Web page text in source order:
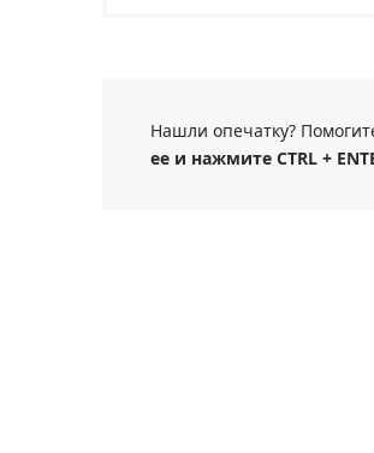
Нашли опечатку?
ее и нажмите CTRL +